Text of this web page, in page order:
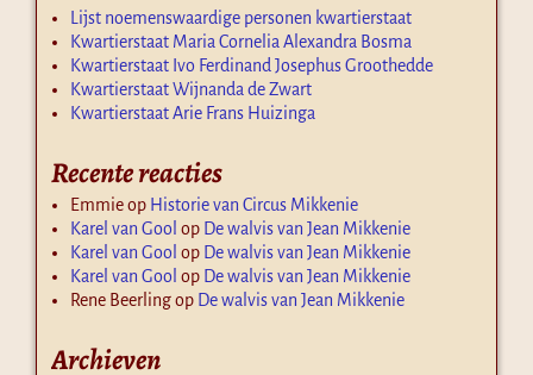
Lijst noemenswaardige personen kwartierstaat
Kwartierstaat Maria Cornelia Alexandra Bosma
Kwartierstaat Ivo Ferdinand Josephus Groothedde
Kwartierstaat Wijnanda de Zwart
Kwartierstaat Arie Frans Huizinga
Recente reacties
Emmieop Historie van Circus Mikkenie
Karel van Gool op De walvis van Jean Mikkenie
Karel van Gool op De walvis van Jean Mikkenie
Karel van Gool op De walvis van Jean Mikkenie
Rene Beerlingop De walvis van Jean Mikkenie
Archieven